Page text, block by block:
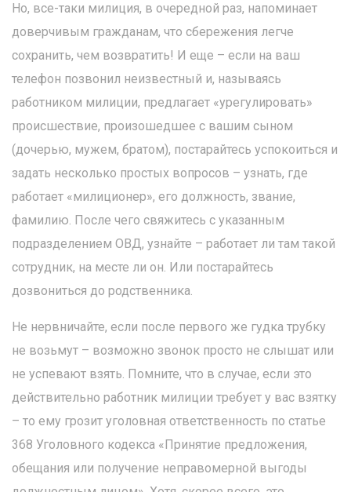
Но, все-таки милиция, в очередной раз, напоминает
доверчивым гражданам, что сбережения легче
сохранить, чем возвратить! И еще – если на ваш
телефон позвонил неизвестный и, называясь
работником милиции, предлагает «урегулировать»
происшествие, произошедшее с вашим сыном
(дочерью, мужем, братом), постарайтесь успокоиться и
задать несколько простых вопросов – узнать, где
работает «милиционер», его должность, звание,
фамилию. После чего свяжитесь с указанным
подразделением ОВД, узнайте – работает ли там такой
сотрудник, на месте ли он. Или постарайтесь
дозвониться до родственника.
Не нервничайте, если после первого же гудка трубку
не возьмут – возможно звонок просто не слышат или
не успевают взять. Помните, что в случае, если это
действительно работник милиции требует у вас взятку
– то ему грозит уголовная ответственность по статье
368 Уголовного кодекса «Принятие предложения,
обещания или получение неправомерной выгоды